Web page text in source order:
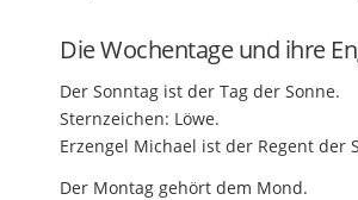
Die Wochentage und ihre
Der Sonntag ist der Tag der Sonne.
Sternzeichen: Löwe.
Erzengel Michael ist der Regent der
Der Montag gehört dem Mond.